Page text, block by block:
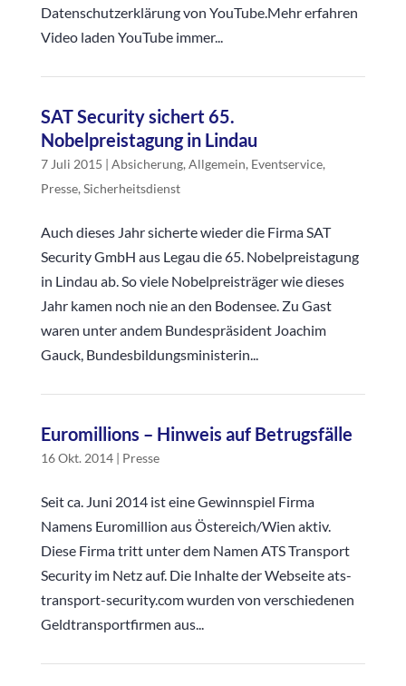
Datenschutzerklärung von YouTube.Mehr erfahren
Video laden YouTube immer...
SAT Security sichert 65.
Nobelpreistagung in Lindau
7 Juli 2015 | Absicherung, Allgemein, Eventservice,
Presse, Sicherheitsdienst
Auch dieses Jahr sicherte wieder die Firma SAT
Security GmbH aus Legau die 65. Nobelpreistagung
in Lindau ab. So viele Nobelpreisträger wie dieses
Jahr kamen noch nie an den Bodensee. Zu Gast
waren unter andem Bundespräsident Joachim
Gauck, Bundesbildungsministerin...
Euromillions – Hinweis auf Betrugsfälle
16 Okt. 2014| Presse
Seit ca. Juni 2014 ist eine Gewinnspiel Firma
Namens Euromillion aus Östereich/Wien aktiv.
Diese Firma tritt unter dem Namen ATS Transport
Security im Netz auf. Die Inhalte der Webseite ats-
transport-security.com wurden von verschiedenen
Geldtransportfirmen aus...